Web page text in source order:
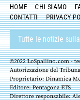
HOME CHI SIAMO
CONTATTI
PRIVACY
Tutte le notizie
©2022 LoSpallino.com -
Autorizzazione del
Proprietario: Dinamica
Editore: Pentagona ETS
Direttore responsabile: